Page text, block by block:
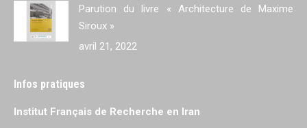
Parution du livre « Architecture de Maxime
Siroux »
avril 21, 2022
Infos pratiques
Institut Français de Recherche en Iran